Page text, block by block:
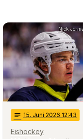
Nick
notes 15. Juni 2026 12:43
Eishockey